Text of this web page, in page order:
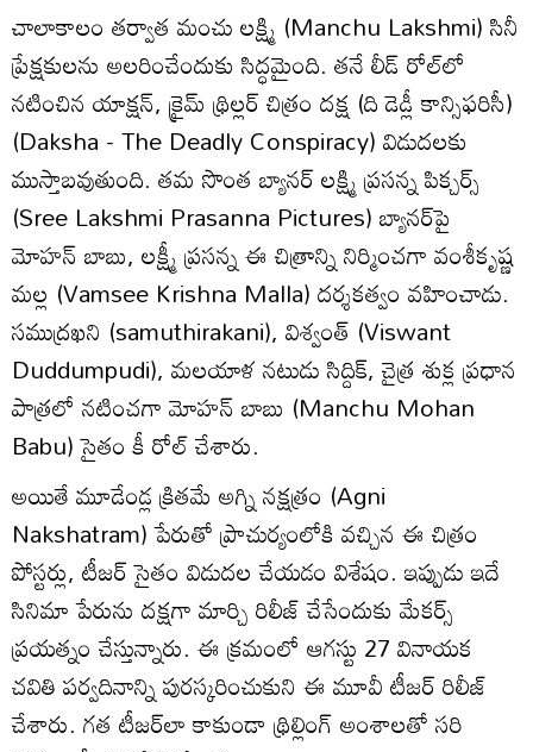
చాలాకాలం త‌ర్వాత మంచు ల‌క్ష్మి (Manchu Lakshmi) సినీ
ప్రేక్ష‌కుల‌ను అల‌రించేందుకు సిద్ధ‌మైంది. త‌నే లీడ్ రోల్‌లో
న‌టించిన యాక్ష‌న్‌, క్రైమ్ థ్రిల్ల‌ర్ చిత్రం ద‌క్ష (ది డెడ్లీ కాన్సిఫ‌రిసీ)
(Daksha - The Deadly Conspiracy) విడుద‌ల‌కు
ముస్తాబ‌వుతుంది. త‌మ సొంత బ్యాన‌ర్‌ ల‌క్ష్మి ప్ర‌స‌న్న పిక్చ‌ర్స్
(Sree Lakshmi Prasanna Pictures) బ్యాన‌ర్‌పై
మోహ‌న్ బాబు, ల‌క్ష్మీ ప్ర‌స‌న్న ఈ చిత్రాన్ని నిర్మించ‌గా వంశీకృష్ణ
మ‌ల్ల (Vamsee Krishna Malla) ద‌ర్శ‌క‌త్వం వ‌హించాడు.
స‌ముద్ర‌ఖ‌ని (samuthirakani), విశ్వంత్ (Viswant
Duddumpudi), మలయాళ నటుడు సిద్దిక్‌, చైత్ర శుక్ల ప్ర‌ధాన‌
పాత్ర‌లో న‌టించ‌గా మోహ‌న్ బాబు (Manchu Mohan
Babu) సైతం కీ రోల్ చేశారు.
అయితే మూడేండ్ల క్రిత‌మే అగ్ని న‌క్ష‌త్రం (Agni
Nakshatram) పేరుతో ప్రాచుర్యంలోకి వ‌చ్చిన ఈ చిత్రం
పోస్ట‌ర్లు, టీజ‌ర్ సైతం విడుద‌ల చేయ‌డం విశేషం. ఇప్పుడు ఇదే
సినిమా పేరును ద‌క్ష‌గా మార్చి రిలీజ్ చేసేందుకు మేక‌ర్స్
ప్ర‌య‌త్నం చేస్తున్నారు. ఈ క్ర‌మంలో ఆగ‌స్టు 27 వినాయ‌క
చ‌వితి ప‌ర్వ‌దినాన్ని పుర‌స్క‌రించుకుని ఈ మూవీ టీజ‌ర్ రిలీజ్
చేశారు. గ‌త టీజ‌ర్‌లా కాకుండా థ్రిల్లింగ్ అంశాలతో స‌రి